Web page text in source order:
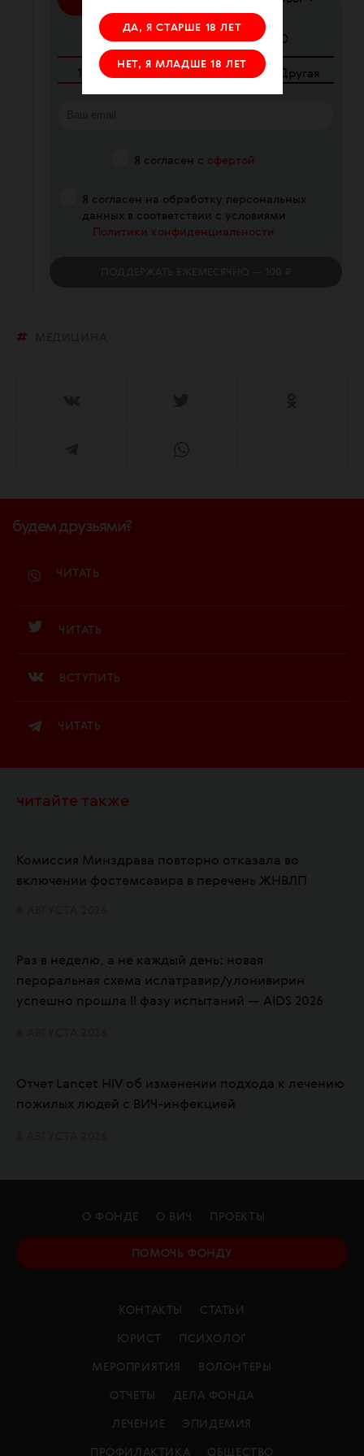
ДА, Я СТАРШЕ 18 ЛЕТ
НЕТ, Я МЛАДШЕ 18 ЛЕТ
ЕЖЕМЕСЯЧНО РАЗОВО
100 ₽ Другая
Я согласен с офертой
Я согласен на обработку персональных
данных в соответствии с условиями
Политики конфиденциальности
будем друзьями?
ЧИТАТЬ
ЧИТАТЬ
ВСТУПИТЬ
ЧИТАТЬ
читайте также
Комиссия Минздрава повторно отказала во
включении фостемсавира в перечень ЖНВЛП
Раз в неделю, а не каждый день: новая
пероральная схема ислатравир/улонивирин
успешно прошла II фазу испытаний — AIDS 2026
Отчет Lancet HIV об изменении подхода к лечению
пожилых людей с ВИЧ-инфекцией
О ФОНДЕ О ВИЧ ПРОЕКТЫ
ПОМОЧЬ ФОНДУ
КОНТАКТЫ СТАТЬИ
ЮРИСТ ПСИХОЛОГ
МЕРОПРИЯТИЯ ВОЛОНТЕРЫ
ОТЧЕТЫ ДЕЛА ФОНДА
ЛЕЧЕНИЕ ЭПИДЕМИЯ
ПРОФИЛАКТИКА ОБЩЕСТВО